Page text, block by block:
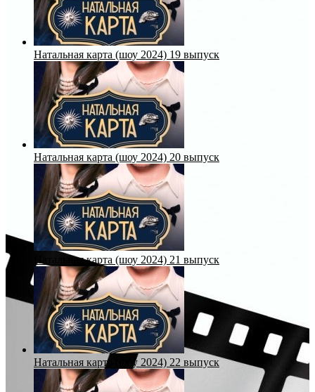
Натальная карта (шоу 2024) 19 выпуск
Натальная карта (шоу 2024) 20 выпуск
Натальная карта (шоу 2024) 21 выпуск
Натальная карта (шоу 2024) 22 выпуск